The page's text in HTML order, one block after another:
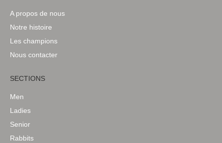
A propos de nous
Notre histoire
Les champions
Nous contacter
SECTIONS
Men
Ladies
Senior
Rabbits